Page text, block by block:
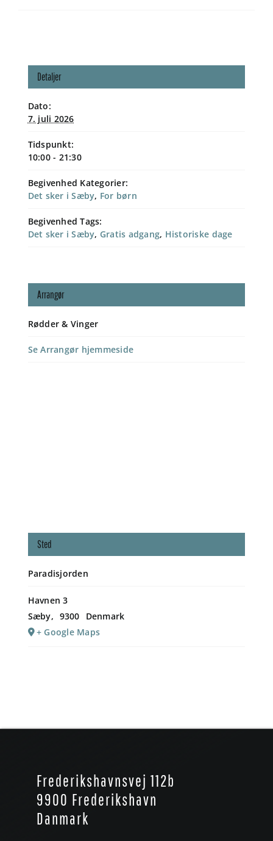
Detaljer
Dato:
7. juli 2026
Tidspunkt:
10:00 - 21:30
Begivenhed Kategorier:
Det sker i Sæby, For børn
Begivenhed Tags:
Det sker i Sæby, Gratis adgang, Historiske dage
Arrangør
Rødder & Vinger
Se Arrangør hjemmeside
Sted
Paradisjorden
Havnen 3
Sæby, 9300
Denmark
+ Google Maps
Frederikshavnsvej 112b
9900 Frederikshavn
Danmark